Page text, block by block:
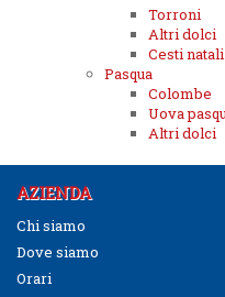
Torroni
Altri dolci
Cesti
Pasqua
Colombe
Uova
Altri dolci
AZIENDA
Chi siamo
Dove siamo
Orari